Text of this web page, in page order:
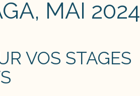
MAI 2024
VOS STAGES